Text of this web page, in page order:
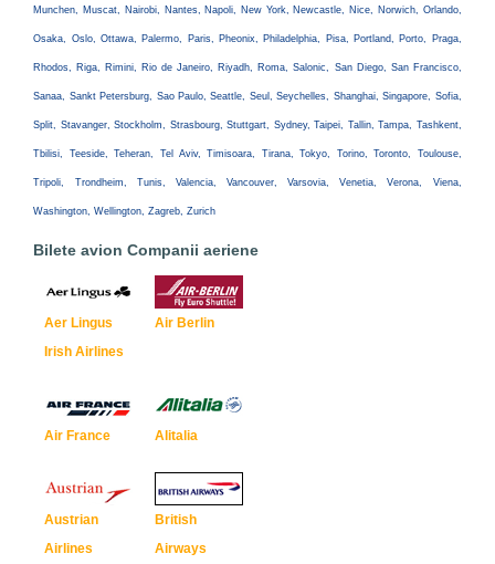
Munchen, Muscat, Nairobi, Nantes, Napoli, New York, Newcastle, Nice, Norwich, Orlando,
Osaka, Oslo, Ottawa, Palermo, Paris, Pheonix, Philadelphia, Pisa, Portland, Porto, Praga,
Rhodos, Riga, Rimini, Rio de Janeiro, Riyadh, Roma, Salonic, San Diego, San Francisco,
Sanaa, Sankt Petersburg, Sao Paulo, Seattle, Seul, Seychelles, Shanghai, Singapore, Sofia,
Split, Stavanger, Stockholm, Strasbourg, Stuttgart, Sydney, Taipei, Tallin, Tampa, Tashkent,
Tbilisi, Teeside, Teheran, Tel Aviv, Timisoara, Tirana, Tokyo, Torino, Toronto, Toulouse,
Tripoli, Trondheim, Tunis, Valencia, Vancouver, Varsovia, Venetia, Verona, Viena,
Washington, Wellington, Zagreb, Zurich
Bilete avion Companii aeriene
Aer Lingus
Irish Airlines
Air Berlin
Air France Alitalia
Austrian
Airlines
British
Airways